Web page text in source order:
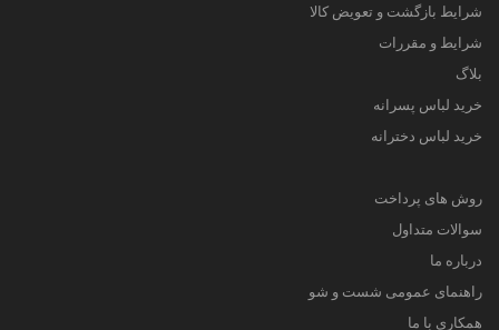
شرایط بازگشت و تعویض کالا
شرایط و مقررات
بلاگ
خرید لباس پسرانه
خرید لباس دخترانه
روش های پرداخت
سوالات متداول
درباره ما
راهنمای عمومی شست و شو
همکاری با ما